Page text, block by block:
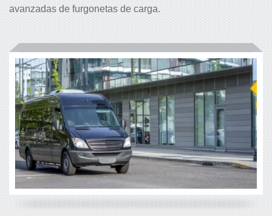
avanzadas de furgonetas de carga.